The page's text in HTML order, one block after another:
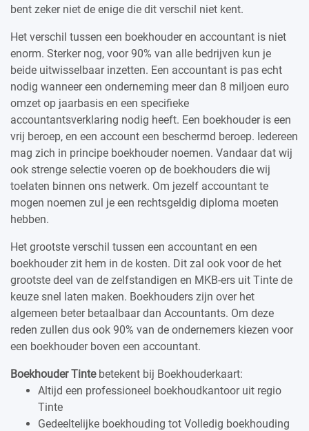
bent zeker niet de enige die dit verschil niet kent.
Het verschil tussen een boekhouder en accountant is niet
enorm. Sterker nog, voor 90% van alle bedrijven kun je
beide uitwisselbaar inzetten. Een accountant is pas echt
nodig wanneer een onderneming meer dan 8 miljoen euro
omzet op jaarbasis en een specifieke
accountantsverklaring nodig heeft. Een boekhouder is een
vrij beroep, en een account een beschermd beroep. Iedereen
mag zich in principe boekhouder noemen. Vandaar dat wij
ook strenge selectie voeren op de boekhouders die wij
toelaten binnen ons netwerk. Om jezelf accountant te
mogen noemen zul je een rechtsgeldig diploma moeten
hebben.
Het grootste verschil tussen een accountant en een
boekhouder zit hem in de kosten. Dit zal ook voor de het
grootste deel van de zelfstandigen en MKB-ers uit Tinte de
keuze snel laten maken. Boekhouders zijn over het
algemeen beter betaalbaar dan Accountants. Om deze
reden zullen dus ook 90% van de ondernemers kiezen voor
een boekhouder boven een accountant.
Boekhouder Tintebetekent bij Boekhouderkaart:
Altijd een professioneel boekhoudkantoor uit regio
Tinte
Gedeeltelijke boekhouding tot Volledig boekhouding